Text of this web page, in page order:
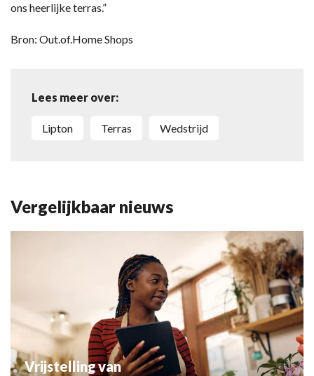
ons heerlijke terras.”
Bron: Out.of.Home Shops
Lees meer over:
Lipton terras wedstrijd
Vergelijkbaar nieuws
Vrijstelling van